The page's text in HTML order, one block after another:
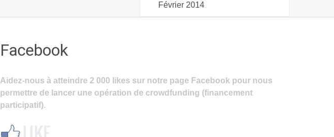
Février 2014
Facebook
Aidez-nous à atteindre 2 000 likes sur notre page Facebook pour nous
permettre de lancer une opération de crowdfunding (financement
participatif).